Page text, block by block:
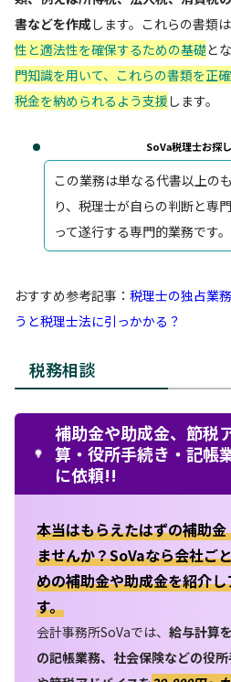
書などを作成します。これらの書類は
性と適法性を確保するための基礎と
門知識を用いて、これらの書類を正
税金を納められるよう支援 します。
SoVa税理士お探
この業務は単なる代書以上の
り、税理士が自らの判断と専
って遂行する専門的業務です。
おすすめ参考記事： 税理士の独占業
うと税理士法に引っかかる？
税務相談
補助金や助成金、節税
算・役所手続き・記帳
に依頼!!
本当はもらえたはずの補助
ませんか？SoVaなら会社ご
めの補助金や助成金を紹介
す。
会計事務所SoVaでは、 給与計算
の記帳業務、社会保険などの役